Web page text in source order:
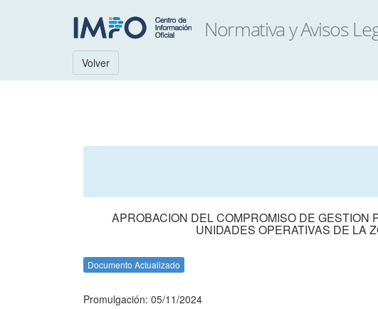
Volver
APROBACION DEL COMPROMISO DE
UNIDADES OPERATIVAS DE LA
Documento Actualizado
Promulgación: 05/11/2024